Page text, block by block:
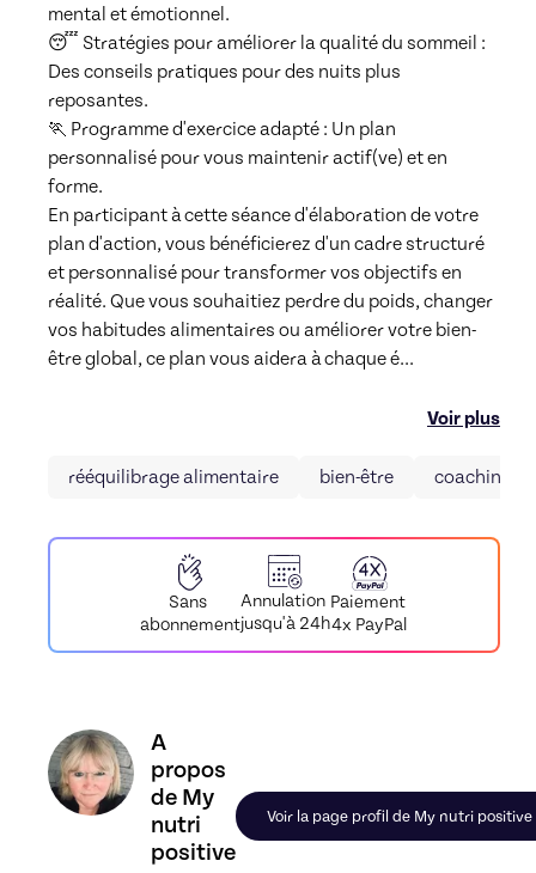
mental et émotionnel.
😴 Stratégies pour améliorer la qualité du sommeil :
Des conseils pratiques pour des nuits plus
reposantes.
🏃 Programme d'exercice adapté : Un plan
personnalisé pour vous maintenir actif(ve) et en
forme.
En participant à cette séance d'élaboration de votre
plan d'action, vous bénéficierez d'un cadre structuré
et personnalisé pour transformer vos objectifs en
réalité. Que vous souhaitiez perdre du poids, changer
vos habitudes alimentaires ou améliorer votre bien-
être global, ce plan vous aidera à chaque é...
Voir plus
rééquilibrage alimentaire bien-être coaching
Sans
abonnement
Annulation
jusqu'à 24h
Paiement
4x PayPal
Découvrez le profil de My nutri positive, Skiller
A
propos
de My
nutri
positive
Voir la page profil de My nutri positive